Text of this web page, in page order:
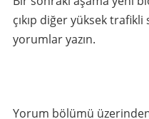
çıkıp diğer yüksek
yorumlar yazın.
Yorum bölümü